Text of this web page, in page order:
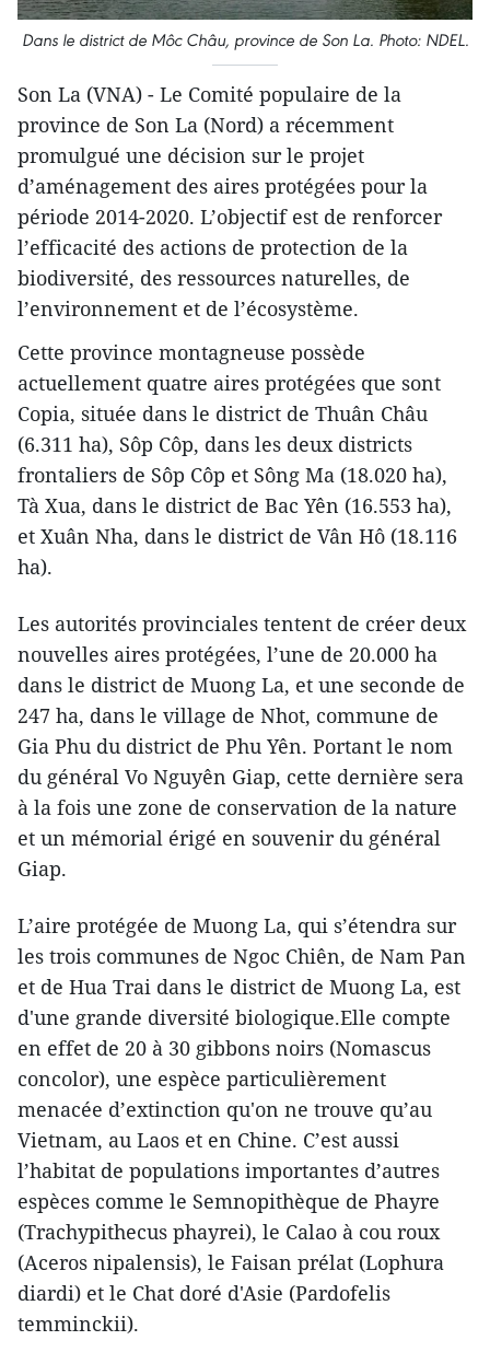
Dans le district de Môc Châu, province de Son La. Photo: NDEL.
Son La (VNA) - Le Comité populaire de la
province de Son La (Nord) a récemment
promulgué une décision sur le projet
d’aménagement des aires protégées pour la
période 2014-2020. L’objectif est de renforcer
l’efficacité des actions de protection de la
biodiversité, des ressources naturelles, de
l’environnement et de l’écosystème.
Cette province montagneuse possède
actuellement quatre aires protégées que sont
Copia, située dans le district de Thuân Châu
(6.311 ha), Sôp Côp, dans les deux districts
frontaliers de Sôp Côp et Sông Ma (18.020 ha),
Tà Xua, dans le district de Bac Yên (16.553 ha),
et Xuân Nha, dans le district de Vân Hô (18.116
ha).
Les autorités provinciales tentent de créer deux
nouvelles aires protégées, l’une de 20.000 ha
dans le district de Muong La, et une seconde de
247 ha, dans le village de Nhot, commune de
Gia Phu du district de Phu Yên. Portant le nom
du général Vo Nguyên Giap, cette dernière sera
à la fois une zone de conservation de la nature
et un mémorial érigé en souvenir du général
Giap.
L’aire protégée de Muong La, qui s’étendra sur
les trois communes de Ngoc Chiên, de Nam Pan
et de Hua Trai ​dans le district de Muong La, est
d'une grande diversité biologique.​Elle compte
en effet de 20 à 30 gibbons noirs (Nomascus
concolor), une espèce particulièrement
menacée d’extinction qu'on ne trouve qu’au
Vietnam, au Laos et en Chine. C’est aussi
l’habitat de populations importantes d’autres
espèces comme le Semnopithèque de Phayre
(Trachypithecus phayrei), le Calao à cou roux
(Aceros nipalensis), le Faisan prélat (Lophura
diardi) et le Chat doré d'Asie (Pardofelis
temminckii).